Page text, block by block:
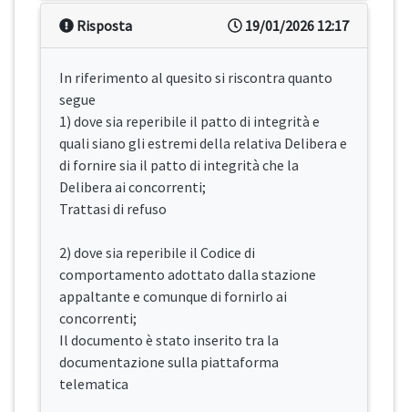
19/01/2026 12:17
Risposta
In riferimento al quesito si riscontra quanto
segue
1) dove sia reperibile il patto di integrità e
quali siano gli estremi della relativa Delibera e
di fornire sia il patto di integrità che la
Delibera ai concorrenti;
Trattasi di refuso
2) dove sia reperibile il Codice di
comportamento adottato dalla stazione
appaltante e comunque di fornirlo ai
concorrenti;
Il documento è stato inserito tra la
documentazione sulla piattaforma
telematica